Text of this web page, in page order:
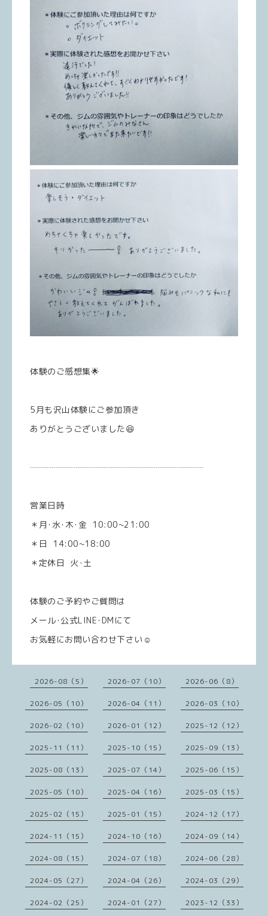
体験のご感想集🌟
5月も沢山体験にご参加頂き
ありがとうございました😆
┈┈┈┈┈┈┈┈┈┈┈┈┈┈┈┈┈┈┈┈
営業日時
＊月･水･木･金 10:00~21:00
＊日 14:00~18:00
＊定休日 火･土
体験のご予約やご質問は
メール･公式LINE･DMにて
お気軽にお問い合わせ下さい☺️
2026-08（5） 2026-07（10） 2026-06（8）
2026-05（10） 2026-04（11） 2026-03（10）
2026-02（10） 2026-01（12） 2025-12（12）
2025-11（11） 2025-10（15） 2025-09（13）
2025-08（13） 2025-07（14） 2025-06（15）
2025-05（10） 2025-04（16） 2025-03（15）
2025-02（15） 2025-01（15） 2024-12（17）
2024-11（15） 2024-10（16） 2024-09（14）
2024-08（15） 2024-07（18） 2024-06（28）
2024-05（27） 2024-04（26） 2024-03（29）
2024-02（25） 2024-01（27） 2023-12（33）